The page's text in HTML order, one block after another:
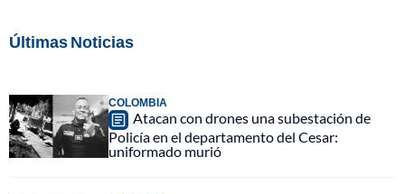
Últimas Noticias
COLOMBIA
Atacan con drones una subestación de
Policía en el departamento del Cesar:
uniformado murió